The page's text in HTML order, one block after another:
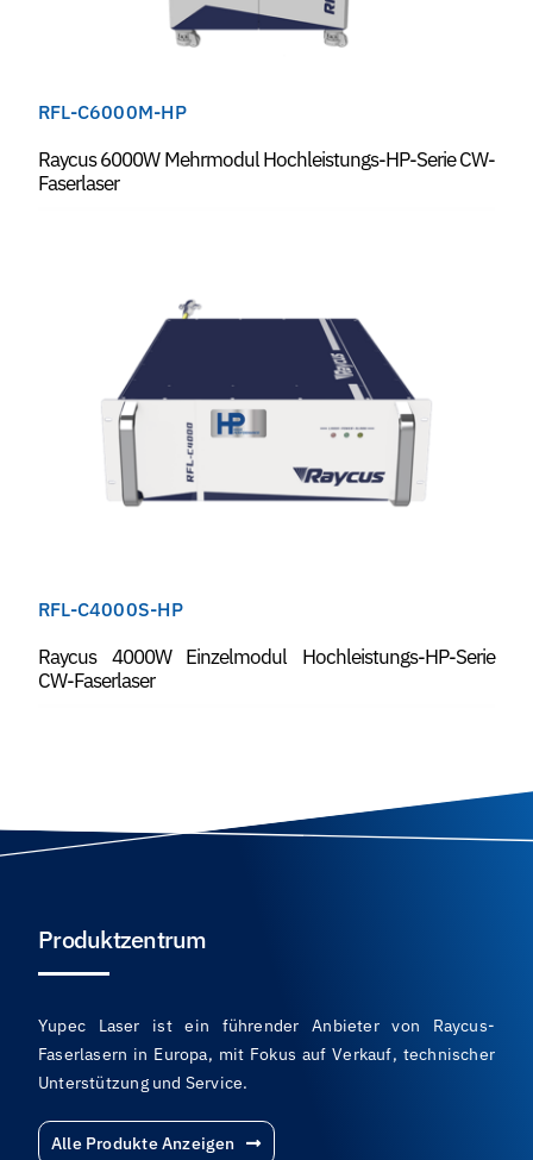
RFL-C6000M-HP
Raycus 6000W Mehrmodul Hochleistungs-HP-Serie CW-
Faserlaser
RFL-C4000S-HP
Raycus 4000W Einzelmodul Hochleistungs-HP-Serie
CW-Faserlaser
Produktzentrum
Yupec Laser ist ein führender Anbieter von Raycus-
Faserlasern in Europa, mit Fokus auf Verkauf, technischer
Unterstützung und Service.
Alle Produkte Anzeigen